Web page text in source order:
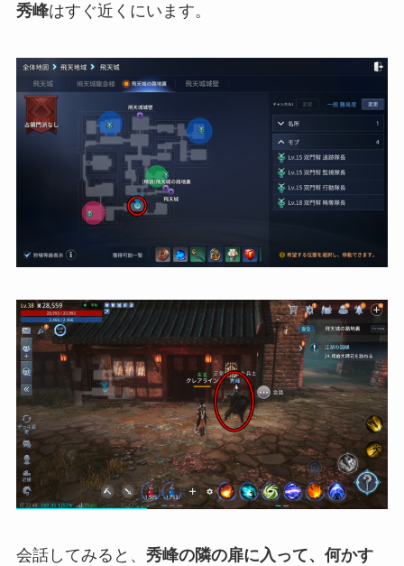
秀峰はすぐ近くにいます。
会話してみると、 秀峰の隣の扉に入って、何かす